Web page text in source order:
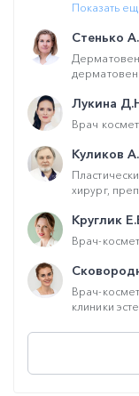
Показать
Стенько
Лукина
Врач
Куликов
хирург,
Круглик
Врач-
Врач-
клиники